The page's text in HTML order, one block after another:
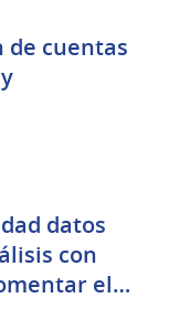
de cuentas
datos
con
el